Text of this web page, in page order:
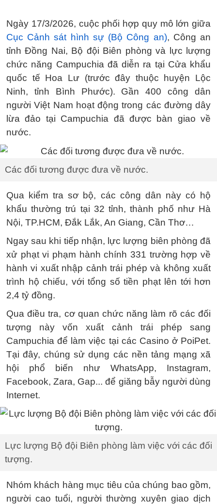
Ngày 17/3/2026, cuộc phối hợp quy mô lớn giữa
Cục Cảnh sát hình sự (Bộ Công an), Công an
tỉnh Đồng Nai, Bộ đội Biên phòng và lực lượng
chức năng Campuchia đã diễn ra tại Cửa khẩu
quốc tế Hoa Lư (trước đây thuộc huyện Lộc
Ninh, tỉnh Bình Phước). Gần 400 công dân
người Việt Nam hoạt động trong các đường dây
lừa đảo tại Campuchia đã được bàn giao về
nước.
Các đối tương được đưa về nước.
Qua kiểm tra sơ bộ, các công dân này có hộ
khẩu thường trú tại 32 tỉnh, thành phố như Hà
Nội, TP.HCM, Đắk Lắk, An Giang, Cần Thơ…
Ngay sau khi tiếp nhận, lực lượng biên phòng đã
xử phạt vi phạm hành chính 331 trường hợp về
hành vi xuất nhập cảnh trái phép và không xuất
trình hộ chiếu, với tổng số tiền phạt lên tới hơn
2,4 tỷ đồng.
Qua điều tra, cơ quan chức năng làm rõ các đối
tượng này vốn xuất cảnh trái phép sang
Campuchia để làm việc tại các Casino ở PoiPet.
Tại đây, chúng sử dụng các nền tảng mạng xã
hội phổ biến như WhatsApp, Instagram,
Facebook, Zara, Gap... để giăng bẫy người dùng
Internet.
Lực lượng Bộ đội Biên phòng làm việc với các đối
tượng.
Nhóm khách hàng mục tiêu của chúng bao gồm,
người cao tuổi, người thường xuyên giao dịch